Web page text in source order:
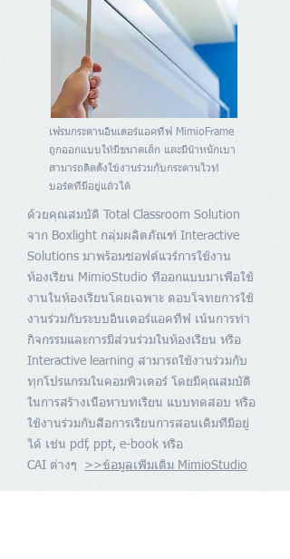
เฟรมกระดานอินเตอร์แอคทีฟ MimioFrame
ถูกออกแบบให้มีขนาดเล็ก และมีน้ำหนักเบา
สามารถติดตั้งใช้งานร่วมกับกระดานไวท์
บอร์ดที่มีอยู่แล้วได้
ด้วยคุณสมบัติ Total Classroom Solution
จาก Boxlight กลุ่มผลิตภัณฑ์ Interactive
Solutions มาพร้อมซอฟต์แวร์การใช้งาน
ห้องเรียน MimioStudio ที่ออกแบบมาเพื่อใช้
งานในห้องเรียนโดยเฉพาะ ตอบโจทยการใช้
งานร่วมกับระบบอินเตอร์แอคทีฟ เน้นการทำ
กิจกรรมและการมีส่วนร่วมในห้องเรียน หรือ
Interactive learning สามารถใช้งานร่วมกับ
ทุกโปรแกรมในคอมพิวเตอร์ โดยมีคุณสมบัติ
ในการสร้างเนื้อหาบทเรียน แบบทดสอบ หรือ
ใช้งานร่วมกับสื่อการเรียนการสอนเดิมที่มีอยู่
ได้ เช่น pdf, ppt, e-book หรือ
CAI ต่างๆ >>ข้อมุูลเพิ่มเติม MimioStudio